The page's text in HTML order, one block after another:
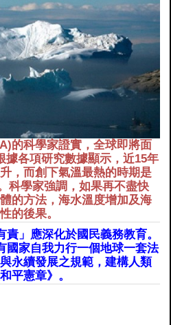
的科學家證實，全球即將面
據各項研究數據顯示，近15年
，而創下氣溫最熱的時期是
科學家強調，如果再不盡快
的方法，海水溫度增加及海
的後果。
責」應深化於國民義務教育。
國家自我力行一個地球一套法
永續發展之規範，建構人類
平憲章》。